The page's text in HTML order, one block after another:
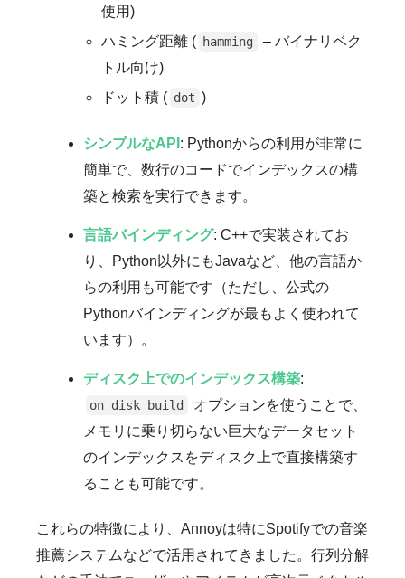
使用)
ハミング距離 ( hamming
– バイナリベク
トル向け)
ドット積 ( dot )
シンプルなAPI : Pythonからの利用が非常に
簡単で、数行のコードでインデックスの構
築と検索を実行できます。
言語バインディング: C++で実装されてお
り、Python以外にもJavaなど、他の言語か
らの利用も可能です（ただし、公式の
Pythonバインディングが最もよく使われて
います）。
ディスク上でのインデックス構築:
on_disk_build
オプションを使うことで、
メモリに乗り切らない巨大なデータセット
のインデックスをディスク上で直接構築す
ることも可能です。
これらの特徴により、Annoyは特にSpotifyでの音楽
推薦システムなどで活用されてきました。行列分解